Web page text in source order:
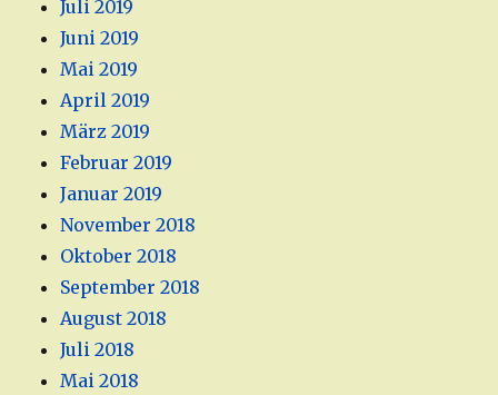
Juli 2019
Juni 2019
Mai 2019
April 2019
März 2019
Februar 2019
Januar 2019
November 2018
Oktober 2018
September 2018
August 2018
Juli 2018
Mai 2018